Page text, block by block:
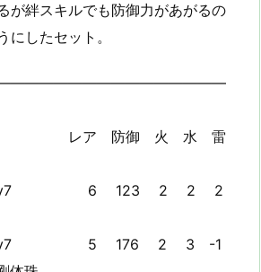
が絆スキルでも防御力があがるの
にしたセット。
防御 火 水 雷
アス_Lv7 6 123 2 2 2
テ_Lv7 5 176 2 3 -1